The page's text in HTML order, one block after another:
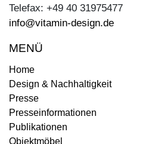
Telefax: +49 40 31975477
info@vitamin-design.de
MENÜ
Home
Design & Nachhaltigkeit
Presse
Presseinformationen
Publikationen
Objektmöbel